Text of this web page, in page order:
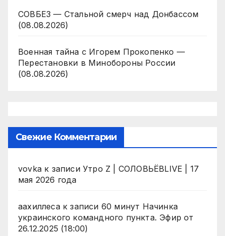
СОВБЕЗ — Стальной смерч над Донбассом
(08.08.2026)
Военная тайна с Игорем Прокопенко —
Перестановки в Минобороны России
(08.08.2026)
Свежие Комментарии
vovka к записи Утро Z | СОЛОВЬЁВLIVE | 17
мая 2026 года
аахиллесак записи 60 минут Начинка
украинского командного пункта. Эфир от
26.12.2025 (18:00)